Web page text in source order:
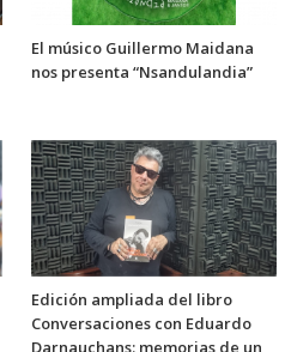
El músico Guillermo Maidana
nos presenta “Nsandulandia”
Edición ampliada del libro
Conversaciones con Eduardo
Darnauchans: memorias de un